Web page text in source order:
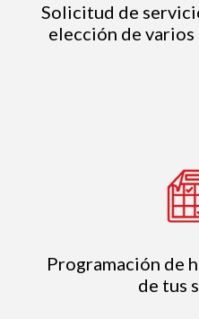
Solicitud de
elección de
Programación de
de tus